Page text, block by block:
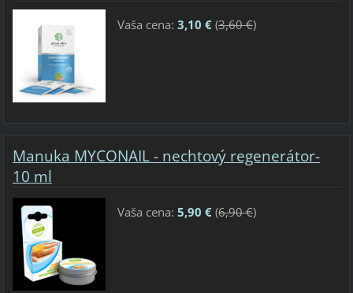
Vaša cena: 3,10 €(3,60 €)
Manuka MYCONAIL - nechtový regenerátor-
10 ml
Vaša cena: 5,90 €(6,90 €)